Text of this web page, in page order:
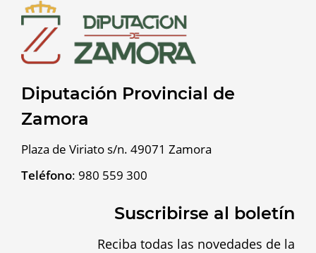
Diputación Provincial de
Zamora
Plaza de Viriato s/n. 49071 Zamora
Teléfono: 980 559 300
Suscribirse al boletín
Reciba todas las novedades de la